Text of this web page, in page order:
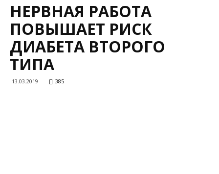
НЕРВНАЯ РАБОТА
ПОВЫШАЕТ РИСК
ДИАБЕТА ВТОРОГО
ТИПА
13.03.2019 385